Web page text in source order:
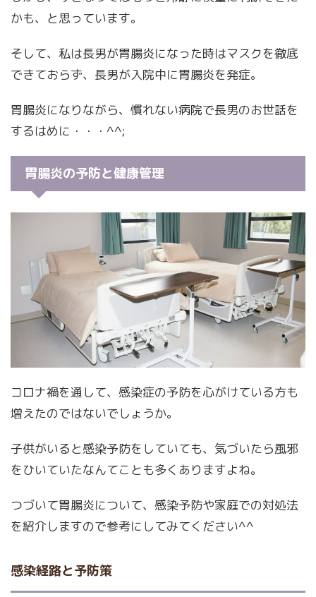
かも、と思っています。
そして、私は長男が胃腸炎になった時はマスクを徹底
できておらず、長男が入院中に胃腸炎を発症。
胃腸炎になりながら、慣れない病院で長男のお世話を
するはめに・・・^^;
胃腸炎の予防と健康管理
コロナ禍を通して、感染症の予防を心がけている方も
増えたのではないでしょうか。
子供がいると感染予防をしていても、気づいたら風邪
をひいていたなんてことも多くありますよね。
つづいて胃腸炎について、感染予防や家庭での対処法
を紹介しますので参考にしてみてください^^
感染経路と予防策